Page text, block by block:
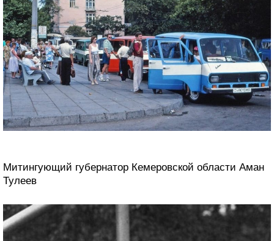
Митингующий губернатор Кемеровской области Аман
Тулеев